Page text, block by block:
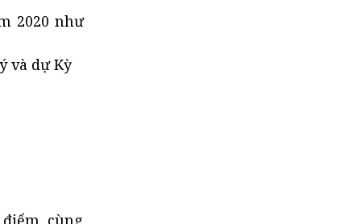
2020 như
và dự Kỳ
cùng